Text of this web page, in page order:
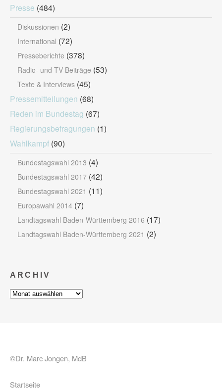
Presse (484)
Diskussionen (2)
International (72)
Presseberichte (378)
Radio- und TV-Beiträge (53)
Texte & Interviews (45)
Pressemitteilungen (68)
Reden im Bundestag (67)
Regierungsbefragungen (1)
Wahlkampf (90)
Bundestagswahl 2013 (4)
Bundestagswahl 2017 (42)
Bundestagswahl 2021 (11)
Europawahl 2014 (7)
Landtagswahl Baden-Württemberg 2016 (17)
Landtagswahl Baden-Württemberg 2021 (2)
ARCHIV
Archiv
©Dr. Marc Jongen, MdB
Startseite